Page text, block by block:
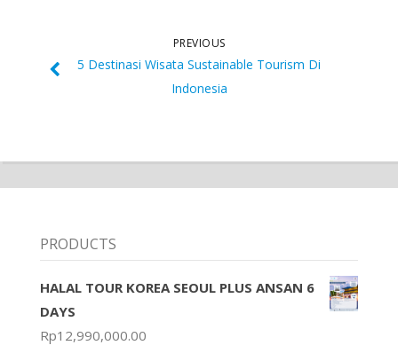
PREVIOUS
5 Destinasi Wisata Sustainable Tourism Di
Indonesia
PRODUCTS
HALAL TOUR KOREA SEOUL PLUS ANSAN 6
DAYS
Rp12,990,000.00